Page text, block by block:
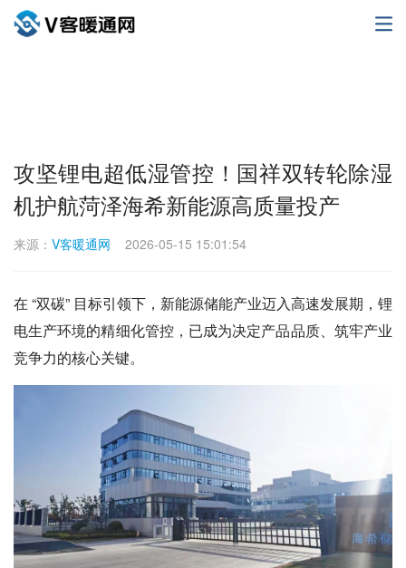
攻坚锂电超低湿管控！国祥双转轮除湿
机护航菏泽海希新能源高质量投产
来源： V客暖通网 2026-05-15 15:01:54
在 “双碳” 目标引领下，新能源储能产业迈入高速发展期，锂
电生产环境的精细化管控，已成为决定产品品质、筑牢产业
竞争力的核心关键。